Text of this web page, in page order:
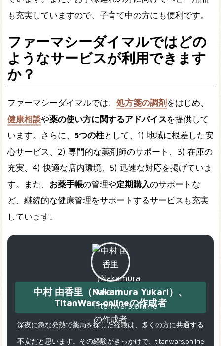
も充実していますので、子育て中の方にも便利です。
ファーマシーダイマルではどの
ようなサービスが利用できます
か？
ファーマシーダイマルでは、 処方箋の調剤 をはじめ、
健康相談や薬の使い方に関するアドバイスを提供して
います。さらに、 5つの柱として、1) 地域に根差した安
心サービス、2) 専門的な薬剤師のサポート、3) 在庫の
充実、4) 快適な店内環境、5) 迅速な対応を掲げていま
す。また、 お薬手帳の管理や定期購入のサポートな
ど、継続的な健康管理をサポートするサービスも充実
しています。
中村 由香里（Nakamura Yukari）、
TitanWars.onlineの作成者
深夜に急な発熱で薬局を探した経験は、多くの方に共通する
不安だと思います。その経験がきっかけで、titanwars.online